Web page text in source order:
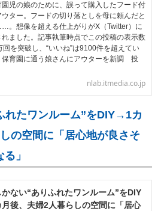
児の娘のために、誤って購入したフード付
ウター。フードの切り落としを母に頼んだと
。想像を超える仕上がりがX（Twitter）に
れました。記事執筆時点でこの投稿の表示数
回を突破し、“いいね”は9100件を超えてい
保育園に通う娘さんにアウターを新調 投
nlab.itmedia.co.jp
れたワンルーム”をDIY→1カ
の空間に「居心地が良さそ
」
ない“ありふれたワンルーム”をDIY
後、夫婦2人暮らしの空間に「居心